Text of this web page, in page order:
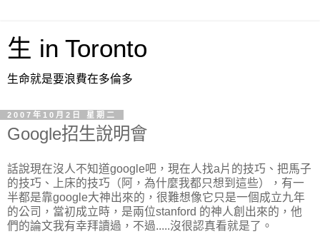
生 in Toronto
生命就是要浪費在多倫多
2007年10月2日 星期二
Google招生說明會
話說現在沒人不知道google吧，現在人找a片的技巧、把馬子
的技巧、上床的技巧（阿，為什麼我都只想到這些），有一
半都是靠google大神出來的，很難想像它只是一個成立九年
的公司，當初成立時，是兩位stanford 的神人創出來的，他
們的論文我有幸拜讀過，不過.....沒很認真看就是了。